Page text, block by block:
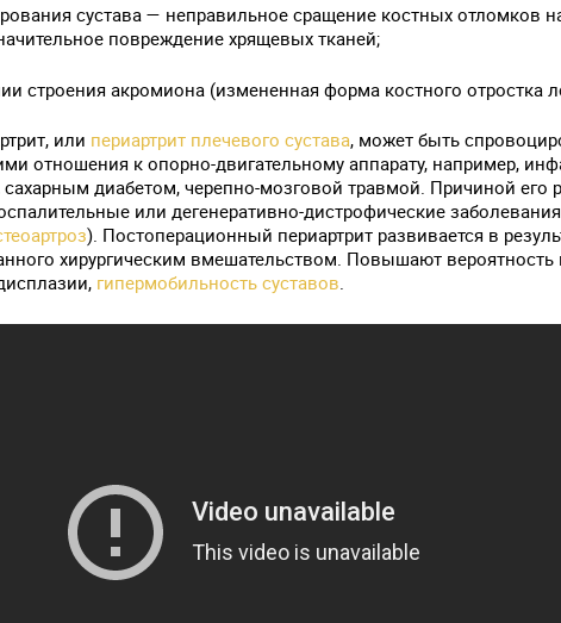
сустава — неправильное сращение костных отломков
повреждение хрящевых тканей;
строения акромиона (измененная форма костного отростка
или периартрит плечевого сустава, может быть
отношения к опорно-двигательному аппарату, например,
сахарным диабетом, черепно-мозговой травмой. Причиной его
или дегенеративно-дистрофические
). Постоперационный периартрит развивается в
хирургическим вмешательством. Повышают вероятность
гипермобильность суставов